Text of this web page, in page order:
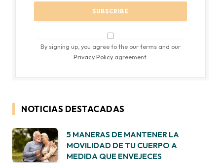
By signing up, you agree to the our terms and our
Privacy Policyagreement.
NOTICIAS DESTACADAS
5 MANERAS DE MANTENER LA
MOVILIDAD DE TU CUERPO A
MEDIDA QUE ENVEJECES